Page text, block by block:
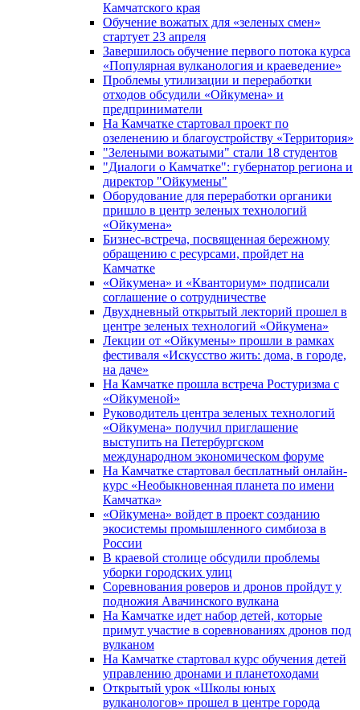
Камчатского края
Обучение вожатых для «зеленых смен»
стартует 23 апреля
Завершилось обучение первого потока курса
«Популярная вулканология и краеведение»
Проблемы утилизации и переработки
отходов обсудили «Ойкумена» и
предприниматели
На Камчатке стартовал проект по
озеленению и благоустройству «Территория»
"Зелеными вожатыми" стали 18 студентов
"Диалоги о Камчатке": губернатор региона и
директор "Ойкумены"
Оборудование для переработки органики
пришло в центр зеленых технологий
«Ойкумена»
Бизнес-встреча, посвященная бережному
обращению с ресурсами, пройдет на
Камчатке
«Ойкумена» и «Кванториум» подписали
соглашение о сотрудничестве
Двухдневный открытый лекторий прошел в
центре зеленых технологий «Ойкумена»
Лекции от «Ойкумены» прошли в рамках
фестиваля «Искусство жить: дома, в городе,
на даче»
На Камчатке прошла встреча Ростуризма с
«Ойкуменой»
Руководитель центра зеленых технологий
«Ойкумена» получил приглашение
выступить на Петербургском
международном экономическом форуме
На Камчатке стартовал бесплатный онлайн-
курс «Необыкновенная планета по имени
Камчатка»
«Ойкумена» войдет в проект созданию
экосистемы промышленного симбиоза в
России
В краевой столице обсудили проблемы
уборки городских улиц
Соревнования роверов и дронов пройдут у
подножия Авачинского вулкана
На Камчатке идет набор детей, которые
примут участие в соревнованиях дронов под
вулканом
На Камчатке стартовал курс обучения детей
управлению дронами и планетоходами
Открытый урок «Школы юных
вулканологов» прошел в центре города